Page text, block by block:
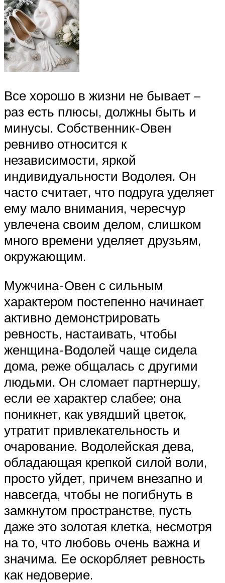
Все хорошо в жизни не бывает –
раз есть плюсы, должны быть и
минусы. Собственник-Овен
ревниво относится к
независимости, яркой
индивидуальности Водолея. Он
часто считает, что подруга уделяет
ему мало внимания, чересчур
увлечена своим делом, слишком
много времени уделяет друзьям,
окружающим.
Мужчина-Овен с сильным
характером постепенно начинает
активно демонстрировать
ревность, настаивать, чтобы
женщина-Водолей чаще сидела
дома, реже общалась с другими
людьми. Он сломает партнершу,
если ее характер слабее; она
поникнет, как увядший цветок,
утратит привлекательность и
очарование. Водолейская дева,
обладающая крепкой силой воли,
просто уйдет, причем внезапно и
навсегда, чтобы не погибнуть в
замкнутом пространстве, пусть
даже это золотая клетка, несмотря
на то, что любовь очень важна и
значима. Ее оскорбляет ревность
как недоверие.